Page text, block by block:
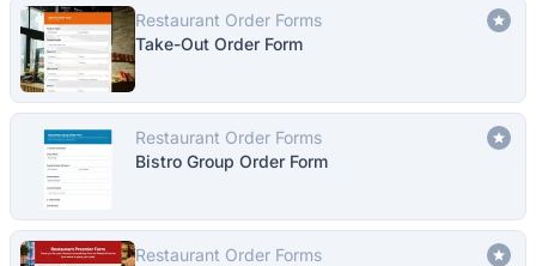
Restaurant Order Forms
Take-Out Order Form
Restaurant Order Forms
Bistro Group Order Form
Restaurant Order Forms